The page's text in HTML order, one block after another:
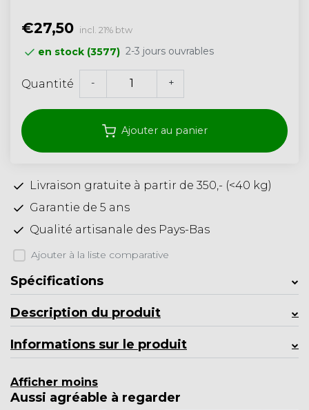
€27,50 incl. 21% btw
en stock (3577) 2-3 jours ouvrables
Quantité - +
Ajouter au panier
Livraison gratuite à partir de 350,- (<40 kg)
Garantie de 5 ans
Qualité artisanale des Pays-Bas
Ajouter à la liste comparative
Spécifications
Description du produit
Informations sur le produit
Afficher moins
Aussi agréable à regarder